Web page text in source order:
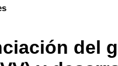
del